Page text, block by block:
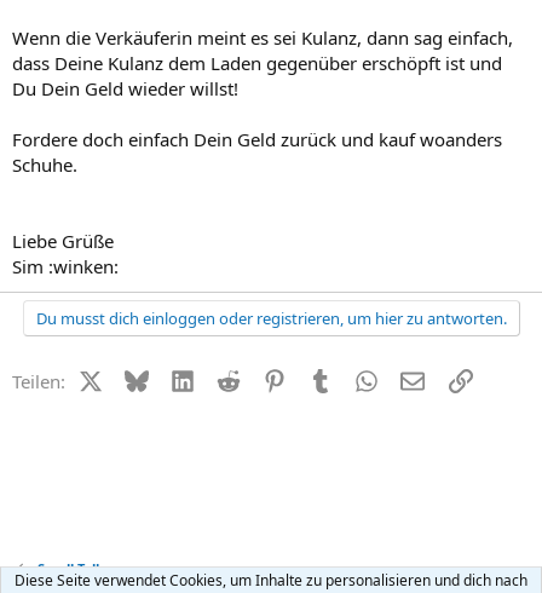
Wenn die Verkäuferin meint es sei Kulanz, dann sag einfach,
dass Deine Kulanz dem Laden gegenüber erschöpft ist und
Du Dein Geld wieder willst!
Fordere doch einfach Dein Geld zurück und kauf woanders
Schuhe.
Liebe Grüße
Sim :winken:
Du musst dich einloggen oder registrieren, um hier zu antworten.
Teilen: X (Twitter)
BlueskyLinkedIn
Reddit PinterestTumblr WhatsApp
E-MailLink
Small Talk
Diese Seite verwendet Cookies, um Inhalte zu personalisieren und dich nach